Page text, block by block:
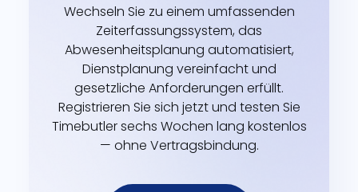
Wechseln Sie zu einem umfassenden
Zeiterfassungssystem, das
Abwesenheitsplanung automatisiert,
Dienstplanung vereinfacht und
gesetzliche Anforderungen erfüllt.
Registrieren Sie sich jetzt und testen Sie
Timebutler sechs Wochen lang kostenlos
— ohne Vertragsbindung.